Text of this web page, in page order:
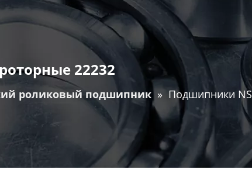
22232
роликовый подшипник » Подшипники